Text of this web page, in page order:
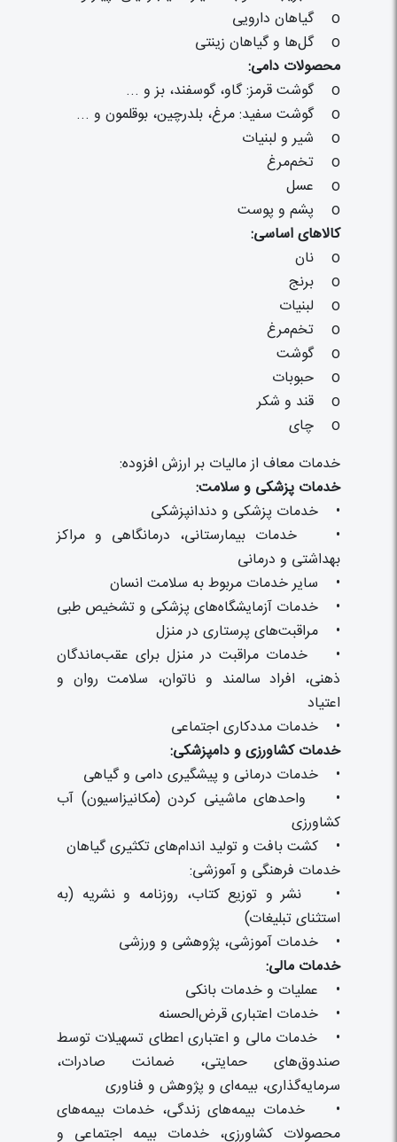
o گیاهان دارویی
o گل‌ها و گیاهان زینتی
محصولات دامی:
o گوشت قرمز: گاو، گوسفند، بز و ...
o گوشت سفید: مرغ، بلدرچین، بوقلمون و ...
o شیر و لبنیات
o تخم‌مرغ
o عسل
o پشم و پوست
کالاهای اساسی:
o نان
o برنج
o لبنیات
o تخم‌مرغ
o گوشت
o حبوبات
o قند و شکر
o چای
خدمات معاف از مالیات بر ارزش افزوده:
خدمات پزشکی و سلامت:
• خدمات پزشکی و دندانپزشکی
• خدمات بیمارستانی، درمانگاهی و مراکز
بهداشتی و درمانی
• سایر خدمات مربوط به سلامت انسان
• خدمات آزمایشگاه‌های پزشکی و تشخیص طبی
• مراقبت‌های پرستاری در منزل
• خدمات مراقبت در منزل برای عقب‌ماندگان
ذهنی، افراد سالمند و ناتوان، سلامت روان و
اعتیاد
• خدمات مددکاری اجتماعی
خدمات کشاورزی و دامپزشکی:
• خدمات درمانی و پیشگیری دامی و گیاهی
• واحدهای ماشینی کردن (مکانیزاسیون) آب
کشاورزی
• کشت بافت و تولید اندام‌های تکثیری گیاهان
خدمات فرهنگی و آموزشی:
• نشر و توزیع کتاب، روزنامه و نشریه (به
استثنای تبلیغات)
• خدمات آموزشی، پژوهشی و ورزشی
خدمات مالی:
• عملیات و خدمات بانکی
• خدمات اعتباری قرض‌الحسنه
• خدمات مالی و اعتباری اعطای تسهیلات توسط
صندوق‌های حمایتی، ضمانت صادرات،
سرمایه‌گذاری، بیمه‌ای و پژوهش و فناوری
• خدمات بیمه‌های زندگی، خدمات بیمه‌های
محصولات کشاورزی، خدمات بیمه اجتماعی و